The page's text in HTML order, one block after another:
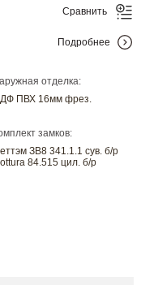
отделка:
ПВХ 16мм фрез.
замков:
ЗВ8 341.1.1 сув. б/р
84.515 цил. б/р
Сравнить
Подробнее